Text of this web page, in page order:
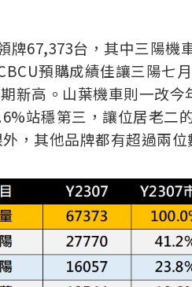
牌67,373台，其中三陽機
預購成績佳讓三陽七
新高。 山葉機車則一改
站穩第三，讓位居老二
，其他品牌都有超過兩位